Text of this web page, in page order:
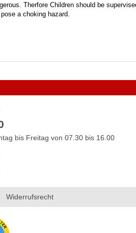
Therfore Children should be
a choking hazard.
bis Freitag von 07.30 bis 16.00
Widerrufsrecht